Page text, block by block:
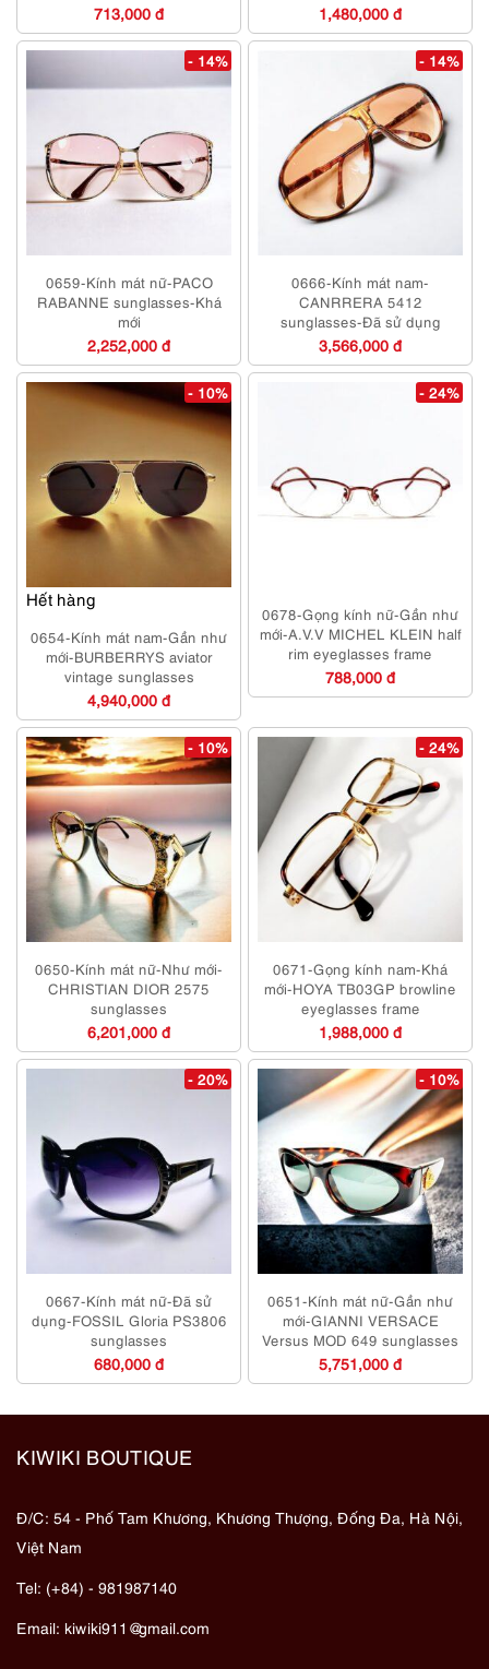
713,000 đ 1,480,000 đ
- 14%
0659-Kính mát nữ-PACO
RABANNE sunglasses-Khá
mới
2,252,000 đ
- 14%
0666-Kính mát nam-
CANRRERA 5412
sunglasses-Đã sử dụng
3,566,000 đ
Hết hàng
- 10%
0654-Kính mát nam-Gần như
mới-BURBERRYS aviator
vintage sunglasses
4,940,000 đ
- 24%
0678-Gọng kính nữ-Gần như
mới-A.V.V MICHEL KLEIN half
rim eyeglasses frame
788,000 đ
- 10%
0650-Kính mát nữ-Như mới-
CHRISTIAN DIOR 2575
sunglasses
6,201,000 đ
- 24%
0671-Gọng kính nam-Khá
mới-HOYA TB03GP browline
eyeglasses frame
1,988,000 đ
- 20%
0667-Kính mát nữ-Đã sử
dụng-FOSSIL Gloria PS3806
sunglasses
680,000 đ
- 10%
0651-Kính mát nữ-Gần như
mới-GIANNI VERSACE
Versus MOD 649 sunglasses
5,751,000 đ
KIWIKI BOUTIQUE
Đ/C: 54 - Phố Tam Khương, Khương Thượng, Đống Đa, Hà Nội,
Việt Nam
Tel: (+84) - 981987140
Email: kiwiki911@gmail.com